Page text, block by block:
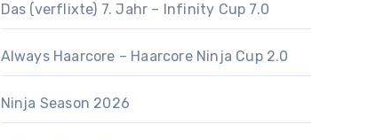
Das (verflixte) 7. Jahr – Infinity Cup 7.0
Always Haarcore – Haarcore Ninja Cup 2.0
Ninja Season 2026